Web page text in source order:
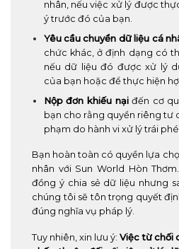
nhân, nếu việc xử lý được
ý trước đó của bạn.
Yêu cầu chuyển dữ liệu cá
chức khác, ở định dạng có
nếu dữ liệu đó được xử lý
của bạn hoặc để thực hiện
Nộp đơn khiếu nạiđến cơ
bạn cho rằng quyền riêng tư
phạm do hành vi xử lý trái
Bạn hoàn toàn có quyền lựa
nhân với Sun World Hòn
đồng ý chia sẻ dữ liệu nhưng
chúng tôi sẽ tôn trọng quyết
đúng nghĩa vụ pháp lý.
Tuy nhiên, xin lưu ý: Việc từ chối